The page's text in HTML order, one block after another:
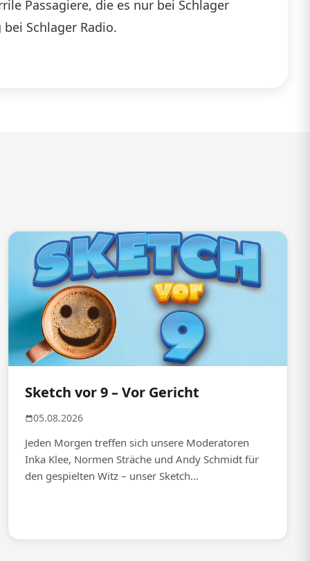
Passagiere, die es nur bei Schlager
Schlager Radio.
Sketch vor 9 – Vor Gericht
05.08.2026
Jeden Morgen treffen sich unsere Moderatoren
Inka Klee, Normen Sträche und Andy Schmidt für
den gespielten Witz – unser Sketch...